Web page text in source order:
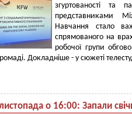
згуртованості та
представниками
Навчання стало
спрямованого на
робочої групи
Докладніше - у сюжеті
о 16:00: Запали